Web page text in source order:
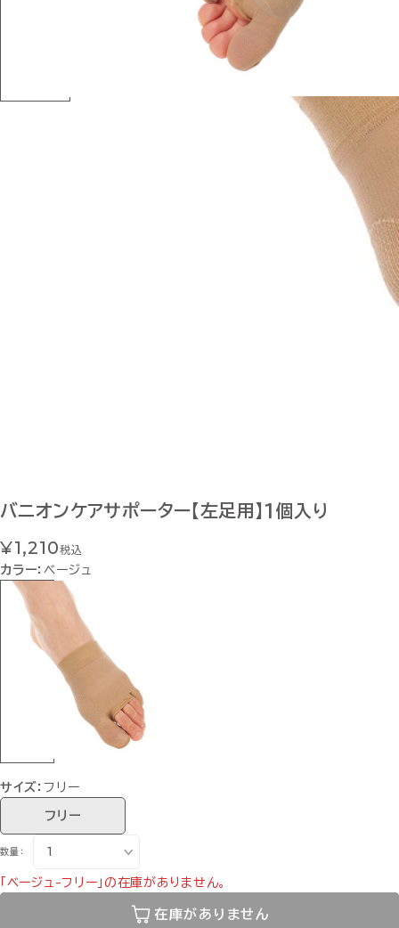
バニオンケアサポーター【左足用】1個入り
¥1,210税込
カラー：ベージュ
サイズ：フリー
フリー
数量：
「ベージュ-フリー」の在庫がありません。
在庫がありません